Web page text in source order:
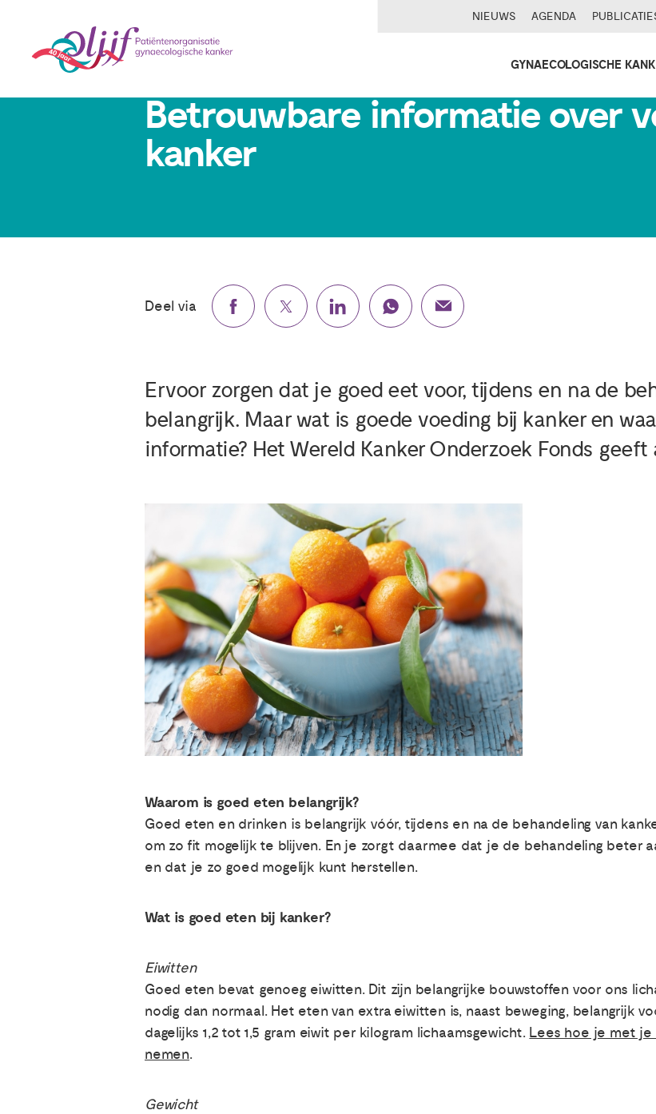
NIEUWS AGENDA
GYNAECOLOGISCHE
Betrouwbare informatie over
kanker
Deel via
Ervoor zorgen dat je goed eet voor, tijdens en na de
belangrijk. Maar wat is goede voeding bij kanker en
informatie? Het Wereld Kanker Onderzoek Fonds
Waarom is goed eten belangrijk?
Goed eten en drinken is belangrijk vóór, tijdens en na de behandeling van
om zo fit mogelijk te blijven. En je zorgt daarmee dat je de behandeling beter
en dat je zo goed mogelijk kunt herstellen.
Wat is goed eten bij kanker?
Eiwitten
Goed eten bevat genoeg eiwitten. Dit zijn belangrijke bouwstoffen voor ons
nodig dan normaal. Het eten van extra eiwitten is, naast beweging, belangrijk
dagelijks 1,2 tot 1,5 gram eiwit per kilogram lichaamsgewicht. Lees hoe je met
nemen.
Gewicht